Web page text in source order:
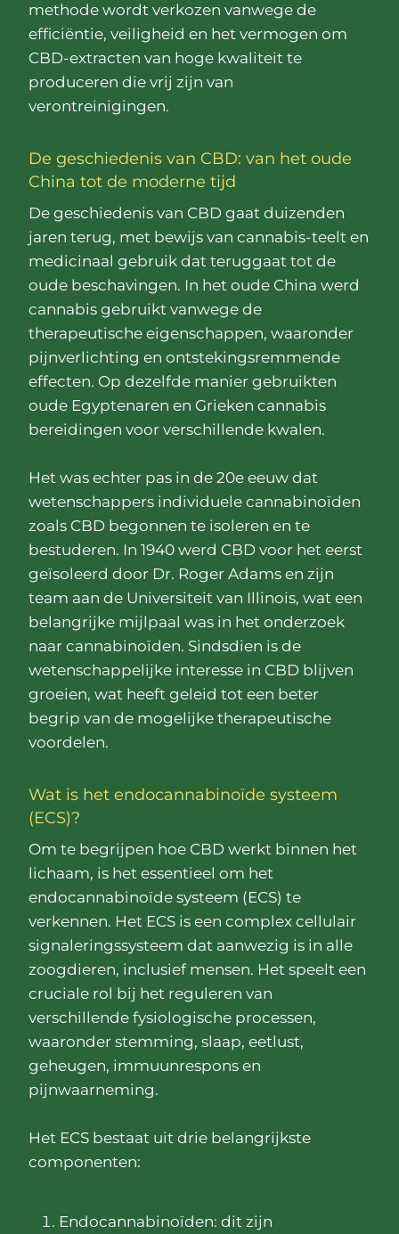
methode wordt verkozen vanwege de
efficiëntie, veiligheid en het vermogen om
CBD-extracten van hoge kwaliteit te
produceren die vrij zijn van
verontreinigingen.
De geschiedenis van CBD: van het oude
China tot de moderne tijd
De geschiedenis van CBD gaat duizenden
jaren terug, met bewijs van cannabis-teelt en
medicinaal gebruik dat teruggaat tot de
oude beschavingen. In het oude China werd
cannabis gebruikt vanwege de
therapeutische eigenschappen, waaronder
pijnverlichting en ontstekingsremmende
effecten. Op dezelfde manier gebruikten
oude Egyptenaren en Grieken cannabis
bereidingen voor verschillende kwalen.
Het was echter pas in de 20e eeuw dat
wetenschappers individuele cannabinoïden
zoals CBD begonnen te isoleren en te
bestuderen. In 1940 werd CBD voor het eerst
geïsoleerd door Dr. Roger Adams en zijn
team aan de Universiteit van Illinois, wat een
belangrijke mijlpaal was in het onderzoek
naar cannabinoïden. Sindsdien is de
wetenschappelijke interesse in CBD blijven
groeien, wat heeft geleid tot een beter
begrip van de mogelijke therapeutische
voordelen.
Wat is het endocannabinoïde systeem
(ECS)?
Om te begrijpen hoe CBD werkt binnen het
lichaam, is het essentieel om het
endocannabinoïde systeem (ECS) te
verkennen. Het ECS is een complex cellulair
signaleringssysteem dat aanwezig is in alle
zoogdieren, inclusief mensen. Het speelt een
cruciale rol bij het reguleren van
verschillende fysiologische processen,
waaronder stemming, slaap, eetlust,
geheugen, immuunrespons en
pijnwaarneming.
Het ECS bestaat uit drie belangrijkste
componenten:
Endocannabinoïden: dit zijn